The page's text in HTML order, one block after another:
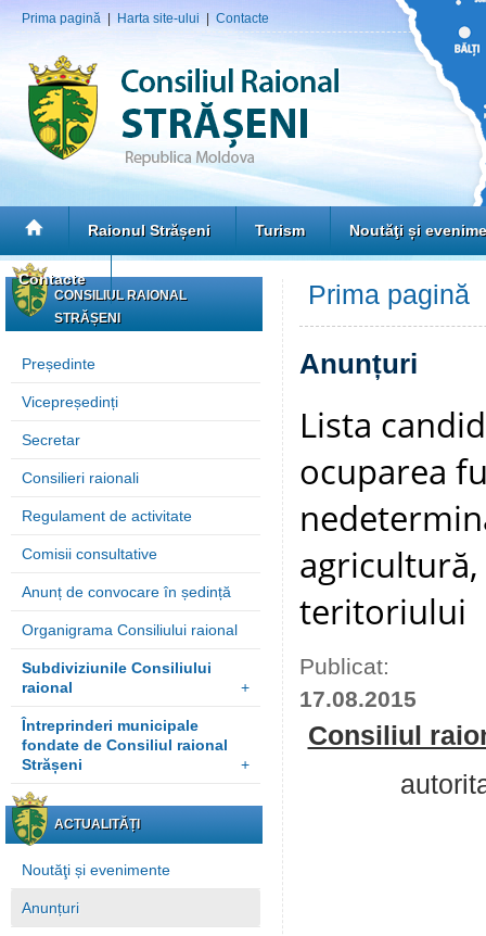
Prima pagină Harta site-ului Contacte
Raionul Strășeni Turism Noutăţi și
Contacte
CONSILIUL RAIONAL
STRĂȘENI
Președinte
Vicepreședinți
Secretar
Consilieri raionali
Regulament de activitate
Comisii consultative
Anunț de convocare în ședință
Organigrama Consiliului raional
Subdiviziunile Consiliului
raional
+
Întreprinderi municipale
fondate de Consiliul raional
Strășeni
+
ACTUALITĂȚI
Noutăţi și evenimente
Anunțuri
Prima pagină
Anunțuri
Lista
ocuparea
teritoriului
Publicat:
17.08.2015
Consiliul